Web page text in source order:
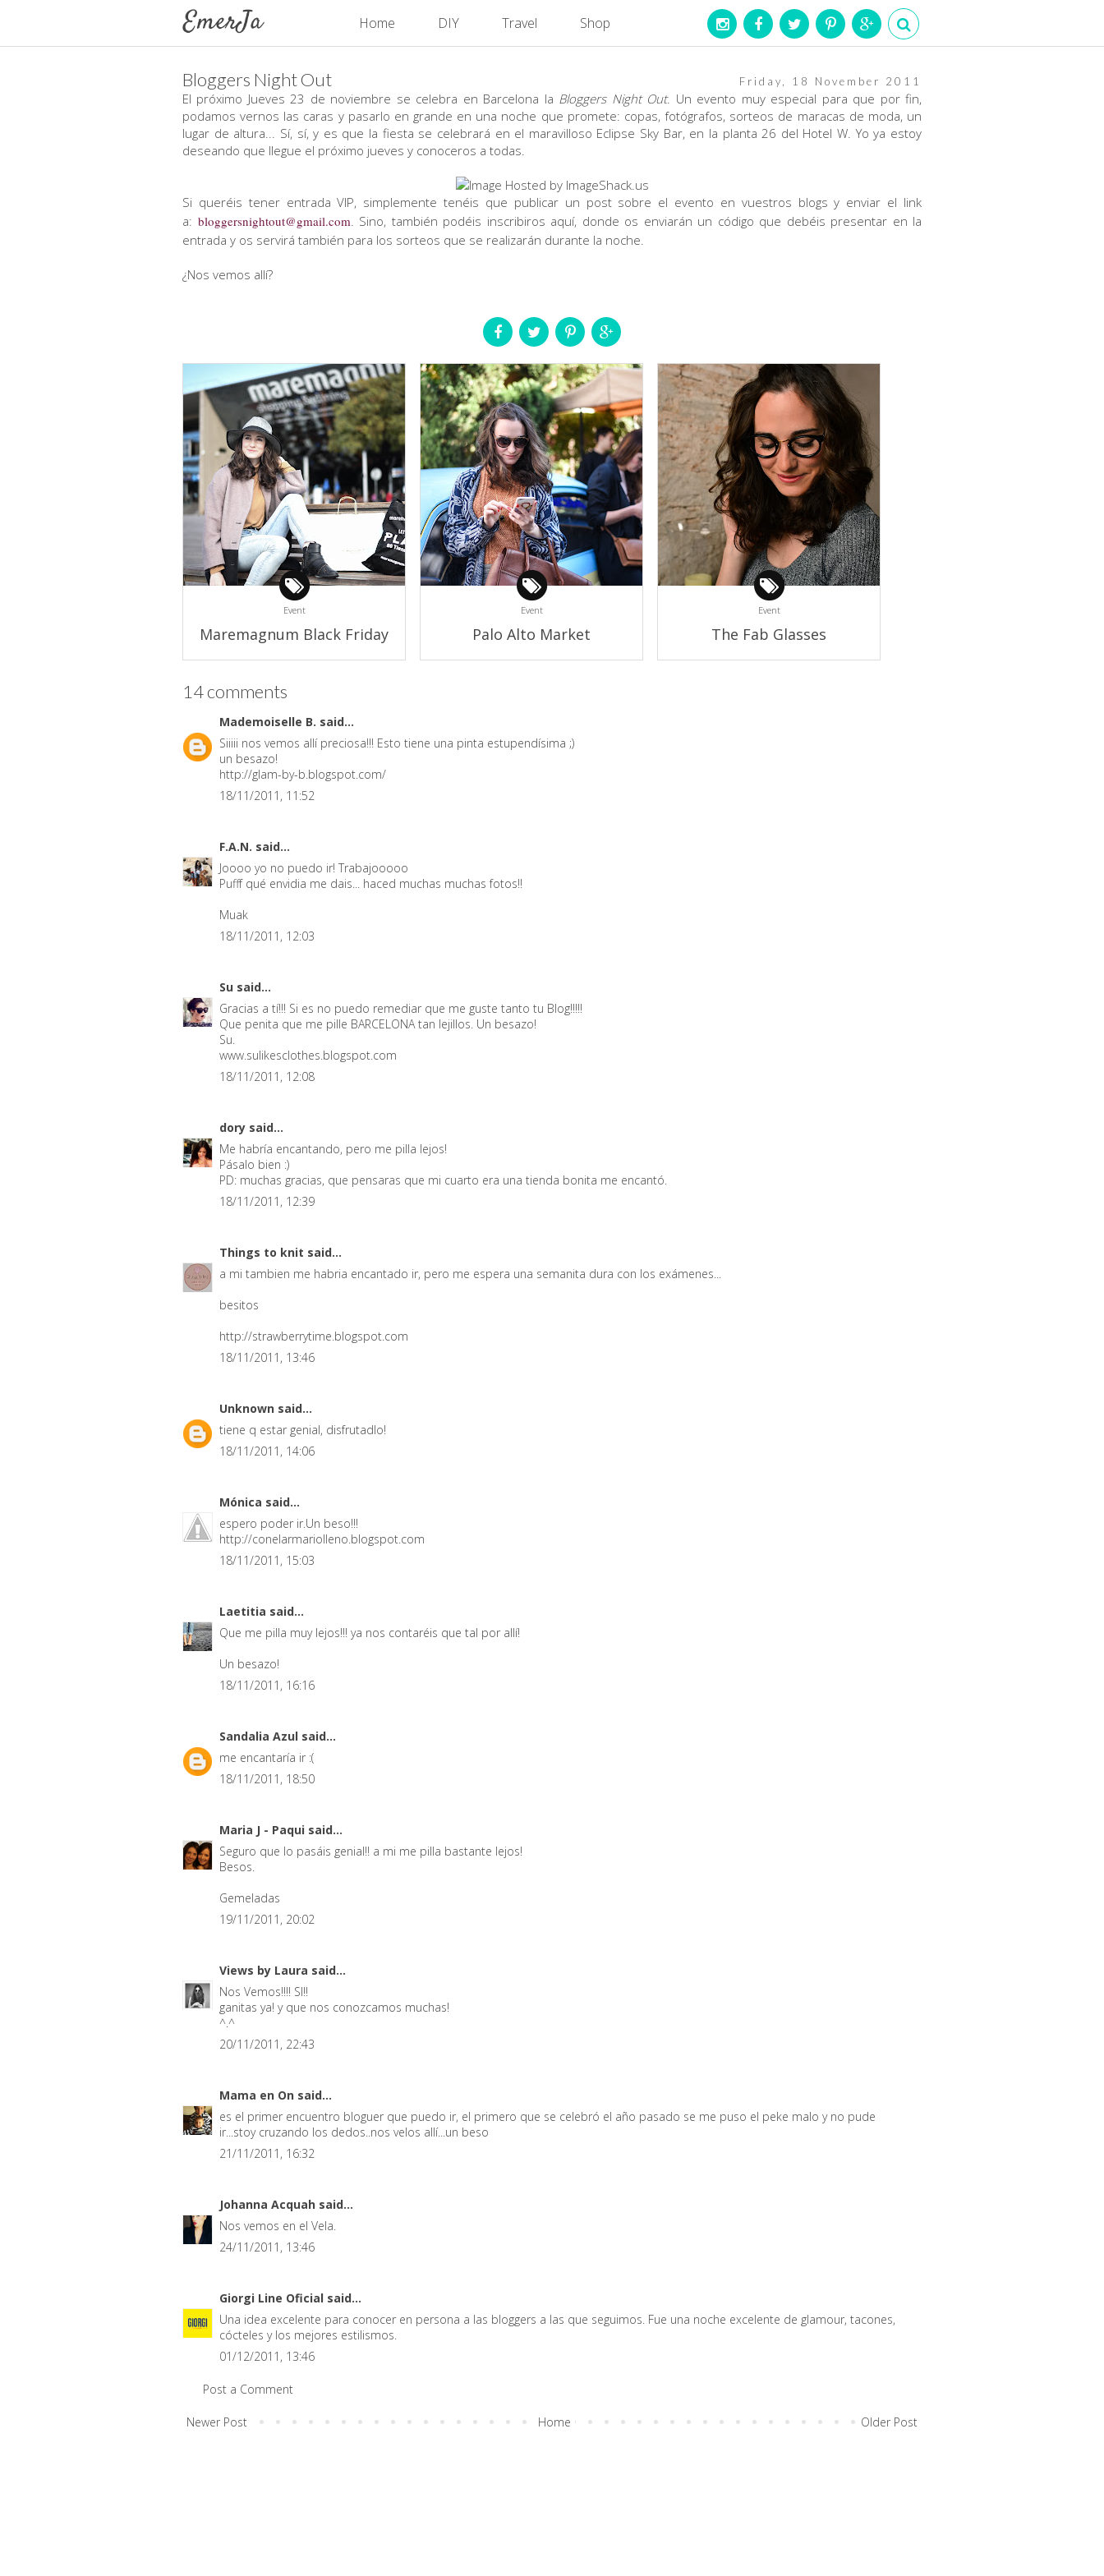
Home DIY Travel Shop
Friday, 18 November 2011
Bloggers Night Out
El próximo Jueves 23 de noviembre se celebra en Barcelona la Bloggers Night Out. Un evento muy especial para que por fin,
podamos vernos las caras y pasarlo en grande en una noche que promete: copas, fotógrafos, sorteos de maracas de moda, un
lugar de altura... Sí, sí, y es que la fiesta se celebrará en el maravilloso Eclipse Sky Bar, en la planta 26 del Hotel W. Yo ya estoy
deseando que llegue el próximo jueves y conoceros a todas.
Si queréis tener entrada VIP, simplemente tenéis que publicar un post sobre el evento en vuestros blogs y enviar el link
a: bloggersnightout@gmail.com. Sino, también podéis inscribiros aquí, donde os enviarán un código que debéis presentar en la
entrada y os servirá también para los sorteos que se realizarán durante la noche.
¿Nos vemos allí?
Event
Maremagnum Black Friday
Event
Palo Alto Market
Event
The Fab Glasses
14 comments
Mademoiselle B. said...
Siiiii nos vemos allí preciosa!!! Esto tiene una pinta estupendísima ;)
un besazo!
http://glam-by-b.blogspot.com/
18/11/2011, 11:52
F.A.N. said...
Joooo yo no puedo ir! Trabajooooo
Pufff qué envidia me dais... haced muchas muchas fotos!!
Muak
18/11/2011, 12:03
Su said...
Gracias a tí!!! Si es no puedo remediar que me guste tanto tu Blog!!!!!
Que penita que me pille BARCELONA tan lejillos. Un besazo!
Su.
www.sulikesclothes.blogspot.com
18/11/2011, 12:08
dory said...
Me habría encantando, pero me pilla lejos!
Pásalo bien :)
PD: muchas gracias, que pensaras que mi cuarto era una tienda bonita me encantó.
18/11/2011, 12:39
Things to knit said...
a mi tambien me habria encantado ir, pero me espera una semanita dura con los exámenes...
besitos
http://strawberrytime.blogspot.com
18/11/2011, 13:46
Unknown said...
tiene q estar genial, disfrutadlo!
18/11/2011, 14:06
Mónica said...
espero poder ir.Un beso!!!
http://conelarmariolleno.blogspot.com
18/11/2011, 15:03
Laetitia said...
Que me pilla muy lejos!!! ya nos contaréis que tal por allí!
Un besazo!
18/11/2011, 16:16
Sandalia Azul said...
me encantaría ir :(
18/11/2011, 18:50
Maria J - Paqui said...
Seguro que lo pasáis genial!! a mi me pilla bastante lejos!
Besos.
Gemeladas
19/11/2011, 20:02
Views by Laura said...
Nos Vemos!!!! SI!!
ganitas ya! y que nos conozcamos muchas!
^.^
20/11/2011, 22:43
Mama en On said...
es el primer encuentro bloguer que puedo ir, el primero que se celebró el año pasado se me puso el peke malo y no pude
ir...stoy cruzando los dedos..nos velos allí...un beso
21/11/2011, 16:32
Johanna Acquah said...
Nos vemos en el Vela.
24/11/2011, 13:46
Giorgi Line Oficial said...
Una idea excelente para conocer en persona a las bloggers a las que seguimos. Fue una noche excelente de glamour, tacones,
cócteles y los mejores estilismos.
01/12/2011, 13:46
Post a Comment
Newer Post Older Post
Home